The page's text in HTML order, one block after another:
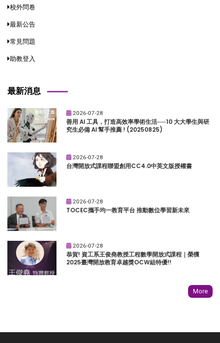
校外問卷
最新公告
常見問題
助教登入
最新消息
2026-07-28
善用 AI 工具，打造高效率學術生活──10 大大學生與研
究生必備 AI 幫手推薦 ! (20250825)
2026-07-28
台灣開放式課程聯盟創用CC4.0中英文版授權書
2026-07-28
TOCEC攜手均一教育平台 推動數位學習新未來
2026-07-28
恭賀! 資工系王俊堯教授工程數學開放式課程｜榮獲
2025臺灣開放教育卓越獎OCW組特優!!
More